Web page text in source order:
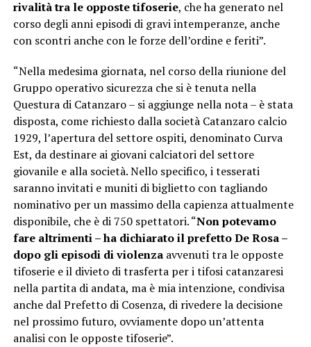
rivalità tra le opposte tifoserie, che ha generato nel
corso degli anni episodi di gravi intemperanze, anche
con scontri anche con le forze dell’ordine e feriti”.
“Nella medesima giornata, nel corso della riunione del
Gruppo operativo sicurezza che si è tenuta nella
Questura di Catanzaro – si aggiunge nella nota – è stata
disposta, come richiesto dalla società Catanzaro calcio
1929, l’apertura del settore ospiti, denominato Curva
Est, da destinare ai giovani calciatori del settore
giovanile e alla società. Nello specifico, i tesserati
saranno invitati e muniti di biglietto con tagliando
nominativo per un massimo della capienza attualmente
disponibile, che è di 750 spettatori. “Non potevamo
fare altrimenti – ha dichiarato il prefetto De Rosa –
dopo gli episodi di violenzaavvenuti tra le opposte
tifoserie e il divieto di trasferta per i tifosi catanzaresi
nella partita di andata, ma è mia intenzione, condivisa
anche dal Prefetto di Cosenza, di rivedere la decisione
nel prossimo futuro, ovviamente dopo un’attenta
analisi con le opposte tifoserie”.